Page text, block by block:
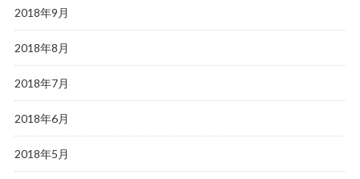
2018年9月
2018年8月
2018年7月
2018年6月
2018年5月